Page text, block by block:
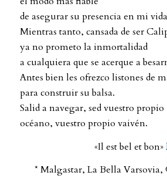
de asegurar su presencia en mi
Mientras tanto, cansada de ser
ya no prometo la inmortalidad
a cualquiera que se acerque a
Antes bien les ofrezco listones de
para construir su balsa.
Salid a navegar, sed vuestro propio
océano, vuestro propio vaivén.
«Il est bel et bon»
* Malgastar, La Bella Varsovia,